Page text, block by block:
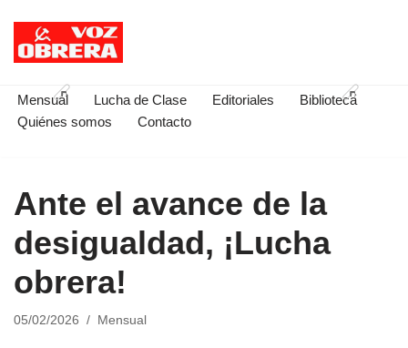
Saltar
contenido
Mensual Lucha de Clase Editoriales
Biblioteca
Quiénes somos
Contacto
Ante el avance de la
desigualdad, ¡Lucha
obrera!
05/02/2026 Mensual